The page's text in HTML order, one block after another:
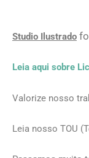
Studio Ilustrado
Leia aqui sobre
Valorize nosso
Leia nosso TOU